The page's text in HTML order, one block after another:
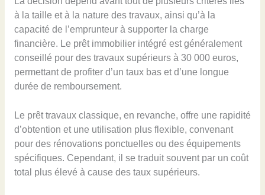
à la taille et à la nature des travaux, ainsi qu’à la
capacité de l’emprunteur à supporter la charge
financière. Le prêt immobilier intégré est généralement
conseillé pour des travaux supérieurs à 30 000 euros,
permettant de profiter d’un taux bas et d’une longue
durée de remboursement.
Le prêt travaux classique, en revanche, offre une rapidité
d’obtention et une utilisation plus flexible, convenant
pour des rénovations ponctuelles ou des équipements
spécifiques. Cependant, il se traduit souvent par un coût
total plus élevé à cause des taux supérieurs.